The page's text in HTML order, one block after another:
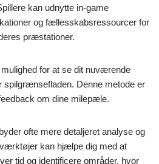
kan udnytte in-game
og fællesskabsressourcer for
præstationer.
for at se dit nuværende
spilgrænsefladen. Denne metode er
om dine milepæle.
ofte mere detaljeret analyse og
kan hjælpe dig med at
tid og identificere områder, hvor